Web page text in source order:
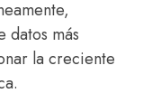
datos más
la creciente